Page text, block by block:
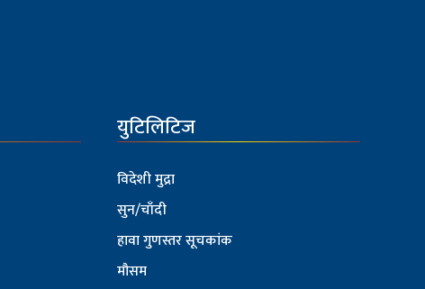
युटिलिटिज
विदेशी मुद्रा
सुन/चाँदी
हावा गुणस्तर सूचकांक
मौसम